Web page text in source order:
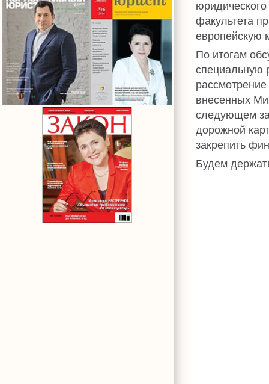
факультета
европейскую
По итогам
специальную
внесенных
следующем
дорожной
закрепить
Будем